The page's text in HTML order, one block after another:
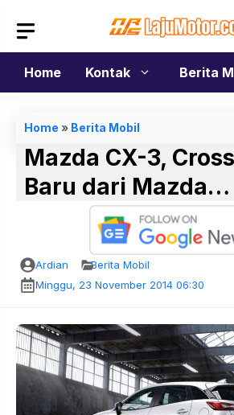
isi
Home
Kontak Berita
Home » Berita Mobil
Mazda CX-3,
Baru dari Mazda…
Ardian
Berita Mobil
Minggu, 23 November 2014 06:30